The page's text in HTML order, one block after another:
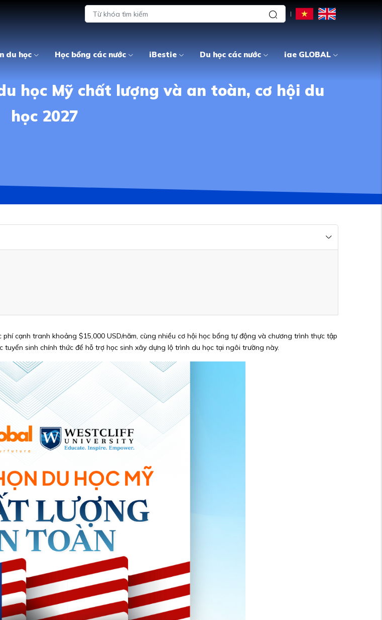
du học Học bổng các nước iBestie Du học các nước iae GLOBAL
học Mỹ chất lượng và an toàn, cơ hội du
học 2027
cạnh tranh khoảng $15,000 USD/năm, cùng nhiều cơ hội học bổng tự động và chương trình thực tập
sinh chính thức để hỗ trợ học sinh xây dựng lộ trình du học tại ngôi trường này.